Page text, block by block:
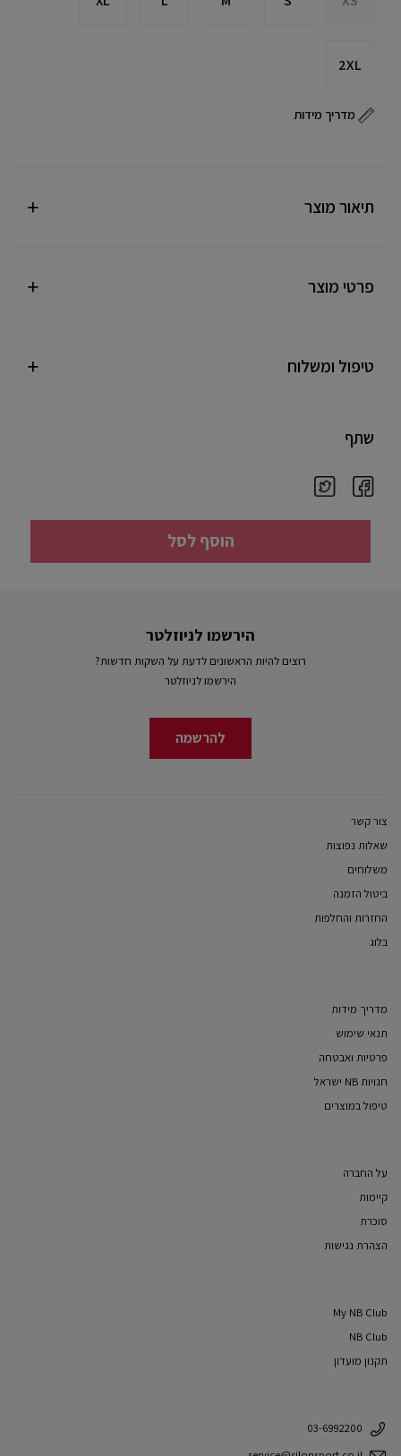
2XL
מדריך מידות
תיאור מוצר
פרטי מוצר
טיפול ומשלוח
שתף
הוסף לסל
הירשמו לניוזלטר
רוצים להיות הראשונים לדעת על השקות חדשות?
הירשמו לניוזלטר
להרשמה
צור קשר
שאלות נפוצות
משלוחים
ביטול הזמנה
החזרות והחלפות
בלוג
מדריך מידות
תנאי שימוש
פרטיות ואבטחה
חנויות NB ישראל
טיפול במוצרים
על החברה
קיימות
סוכרת
הצהרת נגישות
My NB Club
NB Club
תקנון מועדון
03-6992200